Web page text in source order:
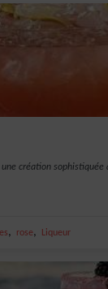
une création
, rose, Liqueur